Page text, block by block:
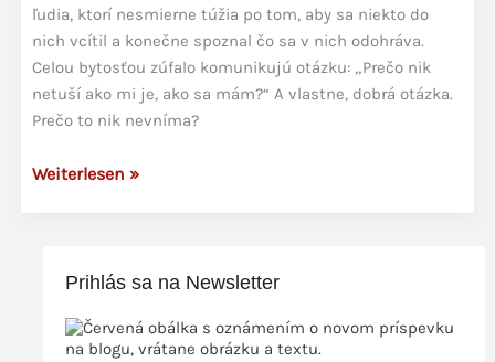
ľudia, ktorí nesmierne túžia po tom, aby sa niekto do
nich vcítil a konečne spoznal čo sa v nich odohráva.
Celou bytosťou zúfalo komunikujú otázku: „Prečo nik
netuší ako mi je, ako sa mám?“ A vlastne, dobrá otázka.
Prečo to nik nevníma?
Keď
pocitov
Weiterlesen »
Prihlás sa na Newsletter